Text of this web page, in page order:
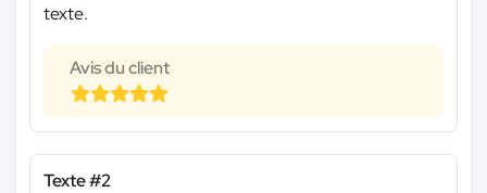
texte.
Avis du client
Texte #2